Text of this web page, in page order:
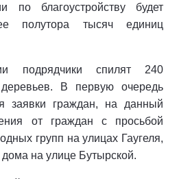
по благоустройству будет
полутора тысяч единиц
подрядчики спилят 240
В первую очередь
заявки граждан, на данный
от граждан с просьбой
групп на улицах Гаугеля,
дома на улице Бутырской.